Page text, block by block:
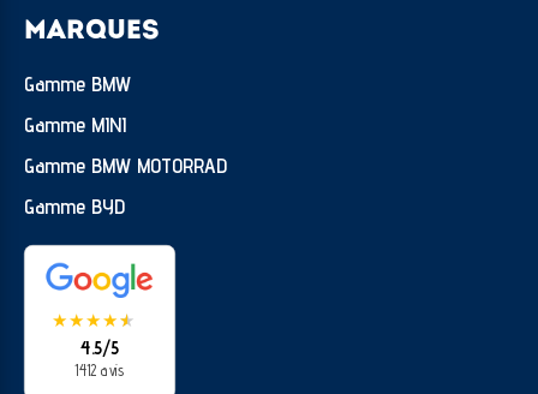
MARQUES
Gamme BMW
Gamme MINI
Gamme BMW MOTORRAD
Gamme BYD
★★★★★
★
4.5/5
1412 avis